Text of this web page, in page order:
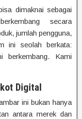
dimaknai sebagai
secara
jumlah pengguna,
ini seolah berkata:
berkembang. Kami
Digital
ini bukan hanya
antara merek dan